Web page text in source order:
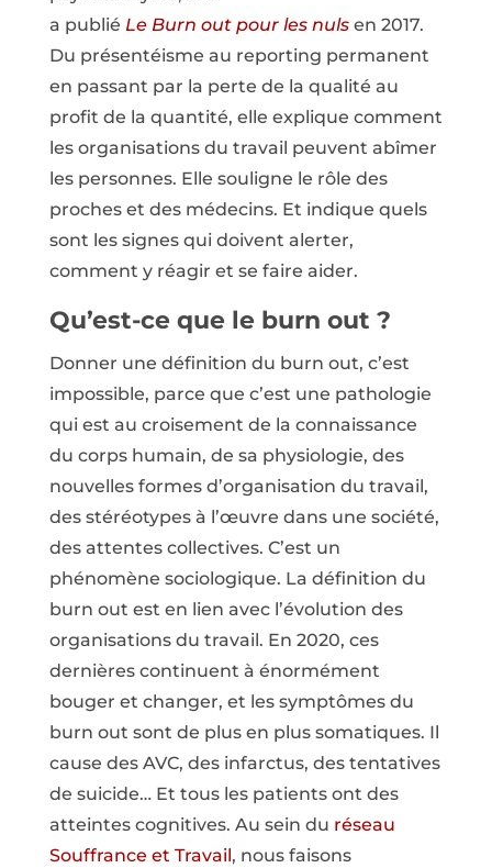
a publié Le Burn out pour les nulsen 2017.
Du présentéisme au reporting permanent
en passant par la perte de la qualité au
profit de la quantité, elle explique comment
les organisations du travail peuvent abîmer
les personnes. Elle souligne le rôle des
proches et des médecins. Et indique quels
sont les signes qui doivent alerter,
comment y réagir et se faire aider.
Qu’est-ce que le burn out ?
Donner une définition du burn out, c’est
impossible, parce que c’est une pathologie
qui est au croisement de la connaissance
du corps humain, de sa physiologie, des
nouvelles formes d’organisation du travail,
des stéréotypes à l’œuvre dans une société,
des attentes collectives. C’est un
phénomène sociologique. La définition du
burn out est en lien avec l’évolution des
organisations du travail. En 2020, ces
dernières continuent à énormément
bouger et changer, et les symptômes du
burn out sont de plus en plus somatiques. Il
cause des AVC, des infarctus, des tentatives
de suicide… Et tous les patients ont des
atteintes cognitives. Au sein du réseau
Souffrance et Travail, nous faisons